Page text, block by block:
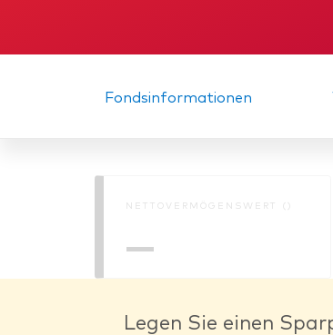
Fondsinformationen
NETTOVERMÖGENSWERT ()
—
Legen Sie einen